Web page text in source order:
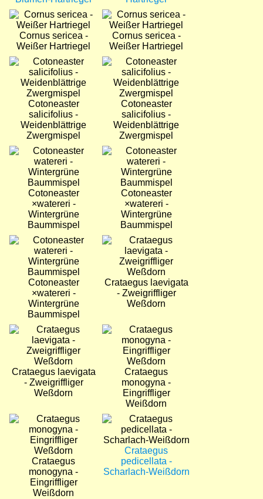
Bild
Cornus sericea -
Weißer Hartriegel
Bild
Cornus sericea -
Weißer Hartriegel
Bild
Cotoneaster
salicifolius -
Weidenblättrige
Zwergmispel
Bild
Cotoneaster
salicifolius -
Weidenblättrige
Zwergmispel
Bild
Cotoneaster
×watereri -
Wintergrüne
Baummispel
Bild
Cotoneaster
×watereri -
Wintergrüne
Baummispel
Bild
Cotoneaster
×watereri -
Wintergrüne
Baummispel
Bild
Crataegus laevigata
- Zweigriffliger
Weßdorn
Bild
Crataegus laevigata
- Zweigriffliger
Weßdorn
Bild
Crataegus
monogyna -
Eingriffliger
Weißdorn
Bild
Crataegus
monogyna -
Eingriffliger
Weißdorn
Bild
Crataegus
pedicellata -
Scharlach-Weißdorn